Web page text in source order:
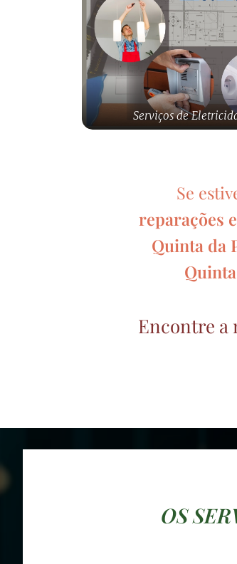
Serviços de
Se
reparações
Quinta da
Encontre a
OS